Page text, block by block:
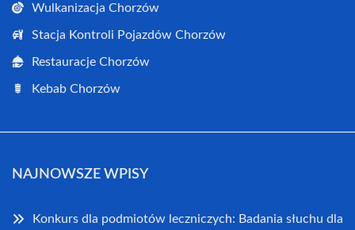
Wulkanizacja Chorzów
Stacja Kontroli Pojazdów Chorzów
Restauracje Chorzów
Kebab Chorzów
NAJNOWSZE WPISY
Konkurs dla podmiotów leczniczych: Badania słuchu dla